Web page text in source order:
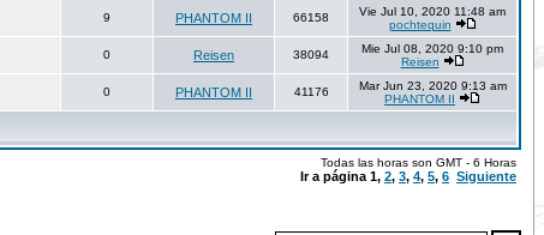
9 PHANTOM II 66158
Vie Jul 10, 2020 11:48 am
pochtequin
0 Reisen 38094
Mie Jul 08, 2020 9:10 pm
Reisen
0 PHANTOM II 41176
Mar Jun 23, 2020 9:13 am
PHANTOM II
Todas las horas son GMT - 6 Horas
Ir a página 1, 2, 3, 4, 5, 6 Siguiente